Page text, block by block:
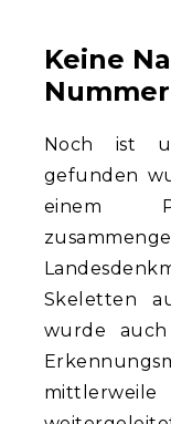
Keine
Noch ist
gefunden
einem
Skeletten
wurde